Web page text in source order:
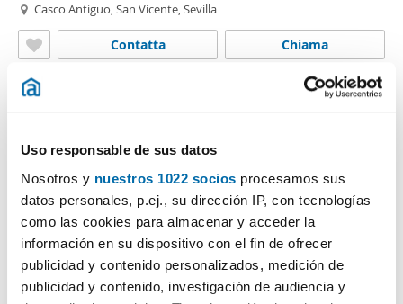
Uso responsable de sus datos
Nosotros y nuestros 1022 socios procesamos sus
datos personales, p.ej., su dirección IP, con tecnologías
como las cookies para almacenar y acceder la
información en su dispositivo con el fin de ofrecer
publicidad y contenido personalizados, medición de
publicidad y contenido, investigación de audiencia y
Casco Antiguo, San Vicente, Sevilla
Chiama
Contatta